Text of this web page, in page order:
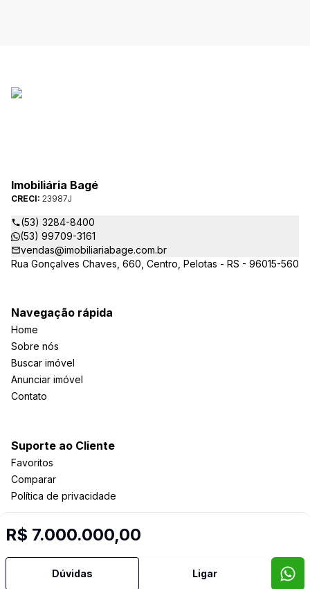
R$ 7.000.000,00
Dúvidas Ligar
Imobiliária Bagé
CRECI: 23987J
(53) 3284-8400
(53) 99709-3161
vendas@imobiliariabage.com.br
Rua Gonçalves Chaves, 660, Centro, Pelotas - RS - 96015-560
Navegação rápida
Home
Sobre nós
Buscar imóvel
Anunciar imóvel
Contato
Suporte ao Cliente
Favoritos
Comparar
Política de privacidade
Selo de Tecnologia Loft